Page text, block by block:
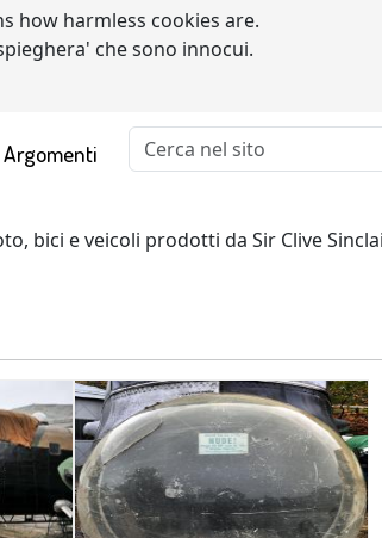
how harmless cookies are.
che sono innocui.
Argomenti
bici e veicoli prodotti da Sir Clive